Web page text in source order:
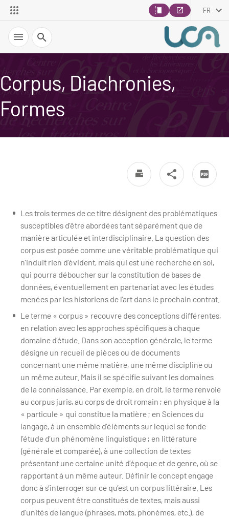
FR
Recherche
Corpus, Diachronies,
Formes
Les trois termes de ce titre désignent des problématiques
susceptibles d’être abordées tant séparément que de
manière articulée et interdisciplinaire. La question des
corpus est posée comme une véritable problématique qui
n’induit rien d’évident, mais qui est une recherche en soi,
qui pourra déboucher sur la constitution de bases de
données, éventuellement en partenariat avec les études
menées par les historiens de l’art dans le prochain contrat.
Le terme « corpus » recouvre des conceptions différentes,
en relation avec les approches spécifiques à chaque
domaine d’étude. Dans son acception générale, le terme
désigne un recueil de pièces ou de documents
concernant une même matière, une même discipline ou
un même auteur. Mais il se spécifie suivant les domaines
de la connaissance. Par exemple, en droit, le terme renvoie
au corpus juris, au corps de droit romain ; en physique à la
« particule » qui constitue la matière ; en Sciences du
langage, à un ensemble d’éléments sur lequel se fonde
l’étude d’un phénomène linguistique ; en littérature
(générale et comparée), à une collection de textes
présentant une certaine unité d’époque et de genre, où se
rapportant à un même auteur. Définir le concept engage
donc à s’interroger sur ce qu’est un corpus littéraire. Les
corpus peuvent être constitués de textes, mais aussi
d’unités de langue (phrases, mots, phonèmes, etc.), de